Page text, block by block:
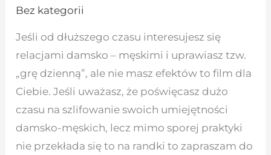
Bez kategorii
Jeśli od dłuższego czasu interesujesz się
relacjami damsko – męskimi i uprawiasz tzw.
„grę dzienną”, ale nie masz efektów to film dla
Ciebie. Jeśli uważasz, że poświęcasz dużo
czasu na szlifowanie swoich umiejętności
damsko-męskich, lecz mimo sporej praktyki
nie przekłada się to na randki to zapraszam do